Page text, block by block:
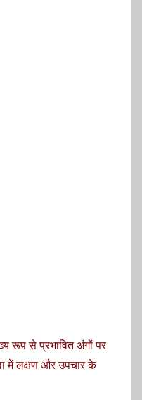
रूप से प्रभावित अंगों पर
में लक्षण और उपचार के